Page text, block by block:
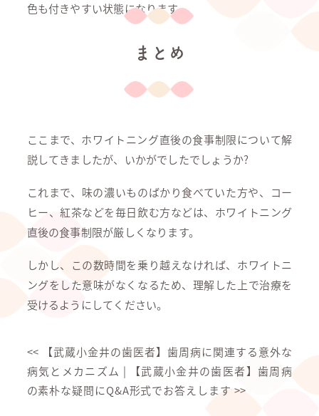
色も付きやすい状態になります。
まとめ
ここまで、ホワイトニング直後の食事制限について解
説してきましたが、いかがでしたでしょうか?
これまで、味の濃いものばかり食べていた方や、コー
ヒー、紅茶などを毎日飲む方などは、ホワイトニング
直後の食事制限が厳しくなります。
しかし、この数時間を乗り越えなければ、ホワイトニ
ングをした意味がなくなるため、理解した上で治療を
受けるようにしてください。
<< 【武蔵小金井の歯医者】歯周病に関連する意外な
病気とメカニズム |
【武蔵小金井の歯医者】歯周病
の素朴な疑問にQ&A形式でお答えします >>